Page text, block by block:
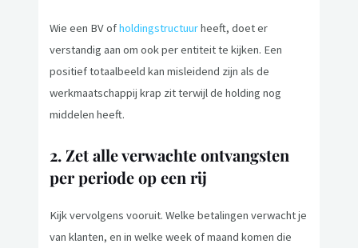
Wie een BV ofholdingstructuurheeft, doet er
verstandig aan om ook per entiteit te kijken. Een
positief totaalbeeld kan misleidend zijn als de
werkmaatschappij krap zit terwijl de holding nog
middelen heeft.
2. Zet alle verwachte ontvangsten
per periode op een rij
Kijk vervolgens vooruit. Welke betalingen verwacht je
van klanten, en in welke week of maand komen die